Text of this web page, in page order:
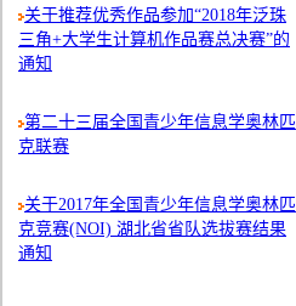
关于推荐优秀作品参加“2018年泛珠
三角+大学生计算机作品赛总决赛”的
通知
第二十三届全国青少年信息学奥林匹
克联赛
关于2017年全国青少年信息学奥林匹
克竞赛(NOI) 湖北省省队选拔赛结果
通知